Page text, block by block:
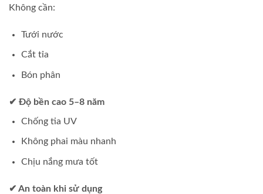
Không cần:
Tưới nước
Cắt tỉa
Bón phân
✔ Độ bền cao 5–8 năm
Chống tia UV
Không phai màu nhanh
Chịu nắng mưa tốt
✔ An toàn khi sử dụng